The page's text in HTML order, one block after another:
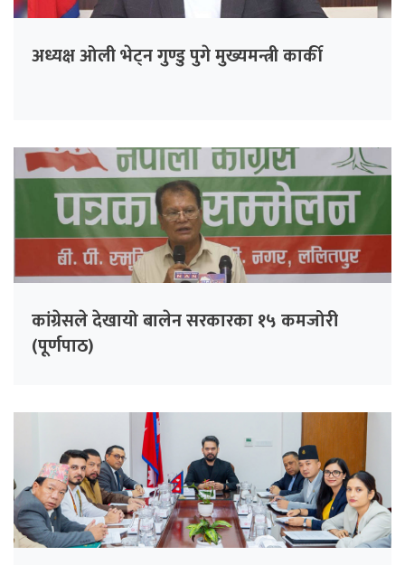
अध्यक्ष ओली भेट्न गुण्डु पुगे मुख्यमन्त्री कार्की
कांग्रेसले देखायो बालेन सरकारका १५ कमजोरी
(पूर्णपाठ)